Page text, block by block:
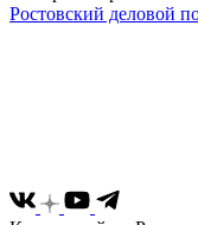
Ростовский деловой